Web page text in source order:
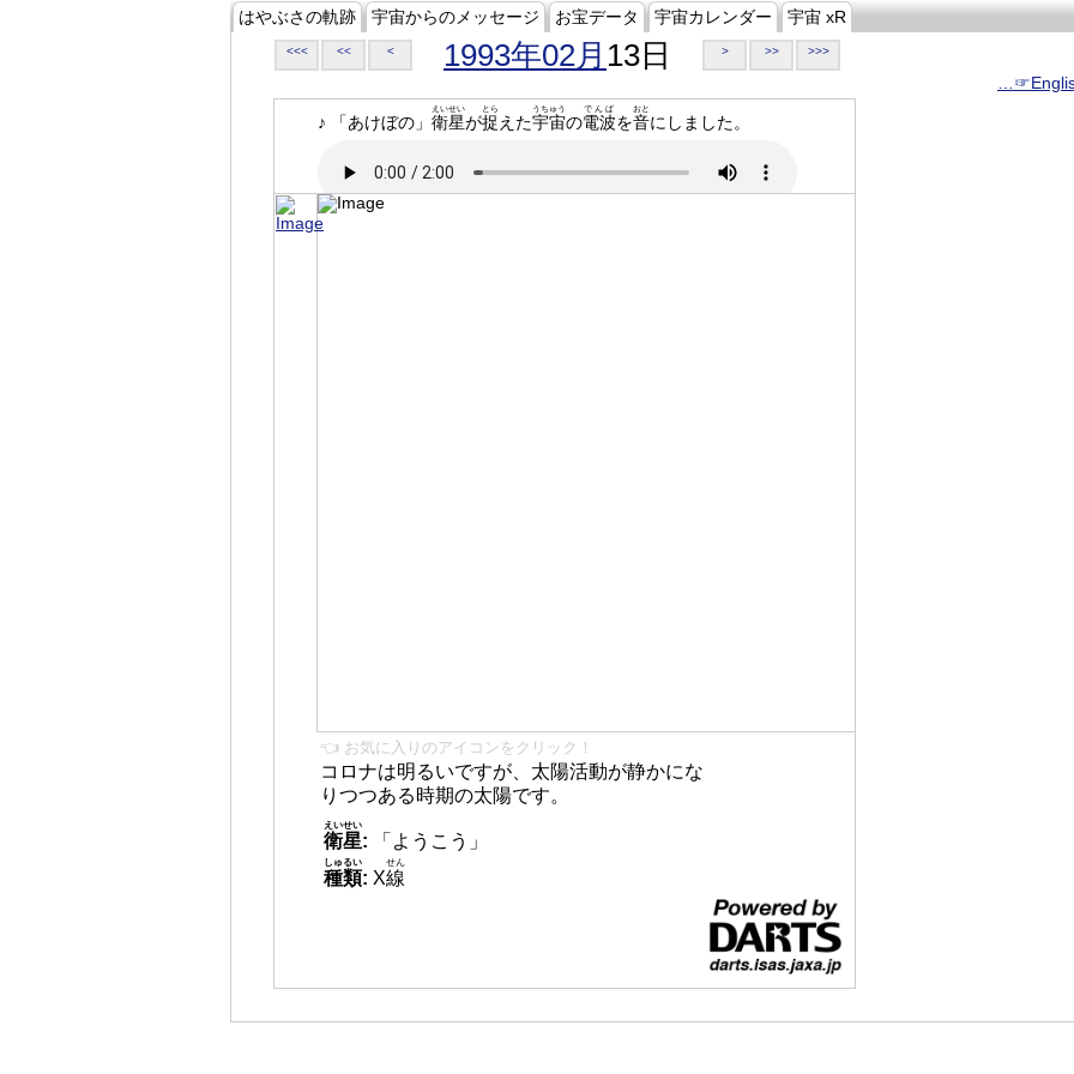
はやぶさの軌跡 宇宙からのメッセージ お宝データ 宇宙カレンダー 宇宙 xR
<<< << < 1993年02月 13日 > >> >>>
♪ 「あけぼの」 衛星
えいせい
が捉
とら
えた宇宙
うちゅう
の電波
でんぱ
を音
おと
にしました。
👈 お気に入りのアイコンをクリック！
コロナは明るいですが、太陽活動が静かにな
りつつある時期の太陽です。
衛星
えいせい
:
「ようこう」
種類
しゅるい
: X線
せん